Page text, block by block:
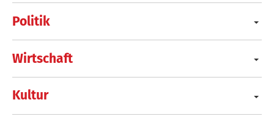
Politik
Wirtschaft
Kultur